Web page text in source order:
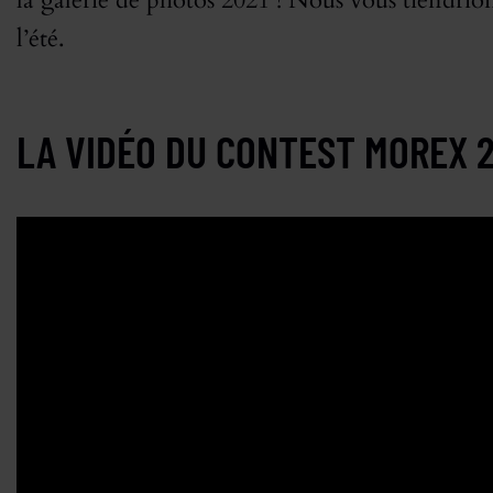
l’été.
LA VIDÉO DU CONTEST MOREX